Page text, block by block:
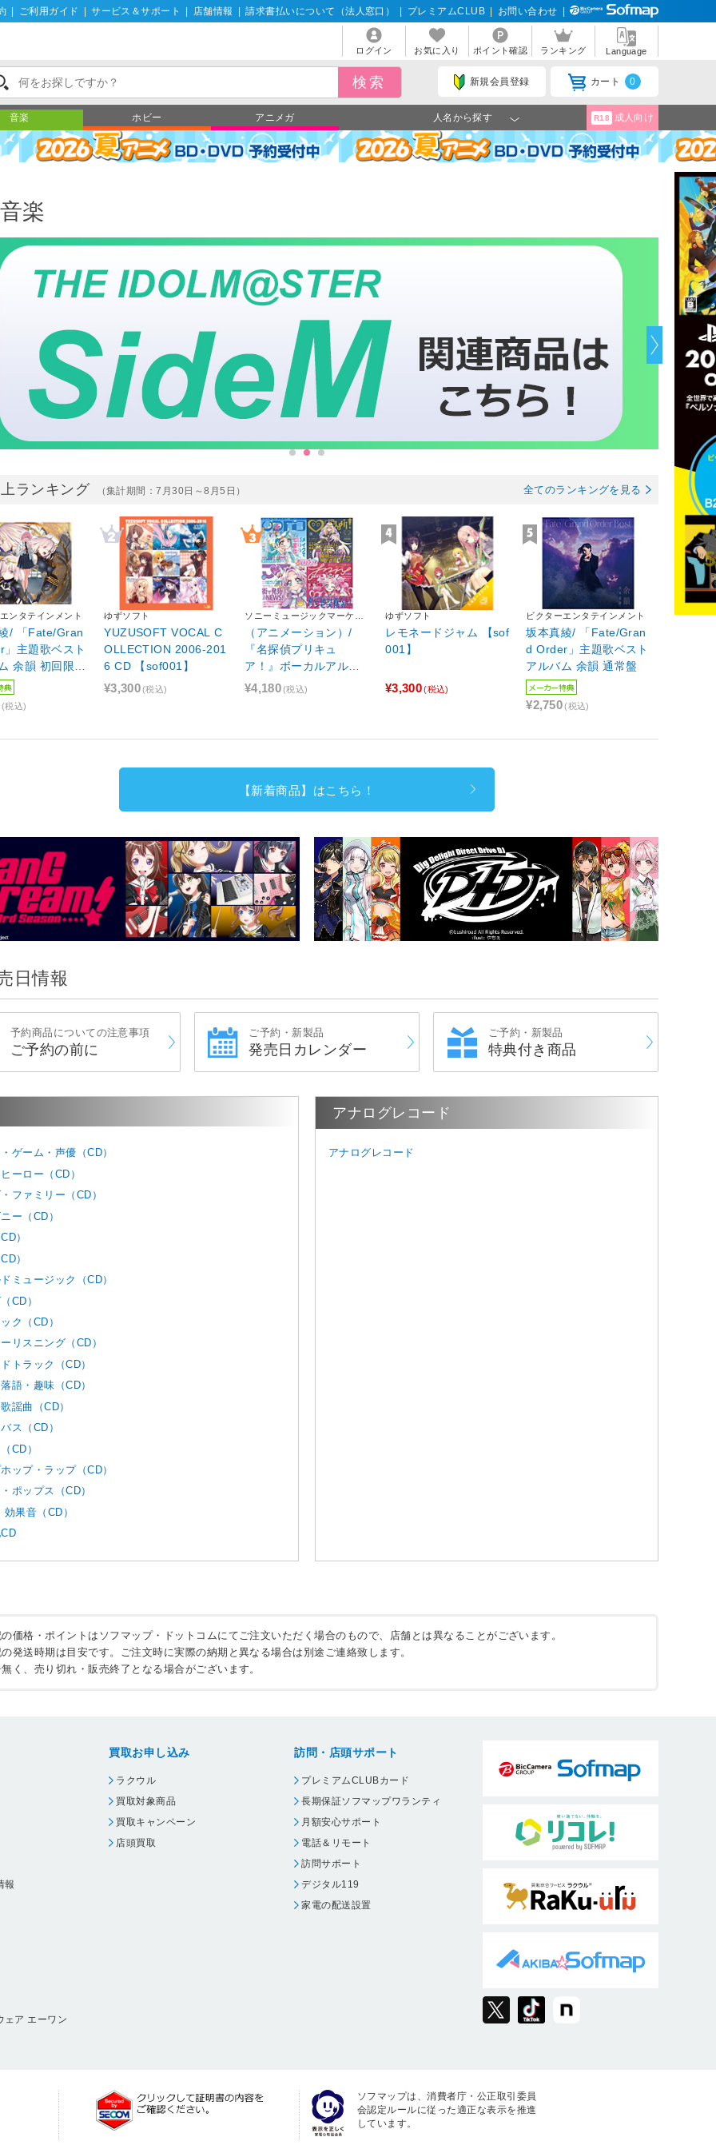
ご利用ガイド サービス＆サポート 店舗情報 請求書払いについて（法人窓口） プレミアムCLUB お問い合わせ
ログイン お気に入り ポイント確認 ランキング Language
新規会員登録 カート 0
音楽 ホビー アニメガ 人名から探す R18 成人向け
音楽
ランキング （集計期間：7月30日～8月5日） 全てのランキングを見る
ンタテインメント
/ 「Fate/Gran
主題歌ベスト
余韻 初回限定
典
(税込)
ゆずソフト
YUZUSOFT VOCAL C
OLLECTION 2006-201
6 CD 【sof001】
¥3,300(税込)
ソニーミュージックマーケテ
ィング
（アニメーション）/
『名探偵プリキュ
ア！』ボーカルアルバ
ム
¥4,180(税込)
ゆずソフト
レモネードジャム 【sof
001】
¥3,300(税込)
ビクターエンタテインメント
坂本真綾/ 「Fate/Gran
d Order」主題歌ベスト
アルバム 余韻 通常盤
メーカー特典
¥2,750(税込)
【新着商品】はこちら！
日情報
予約商品についての注意事項
ご予約の前に
ご予約・新製品
発売日カレンダー
ご予約・新製品
特典付き商品
ゲーム・声優（CD）
ーロー（CD）
ファミリー（CD）
ー（CD）
）
）
ミュージック（CD）
CD）
ク（CD）
リスニング（CD）
トラック（CD）
語・趣味（CD）
謡曲（CD）
ス（CD）
CD）
ップ・ラップ（CD）
ポップス（CD）
果音（CD）
アナログレコード
アナログレコード
価格・ポイントはソフマップ・ドットコムにてご注文いただく場合のもので、店舗とは異なることがございます。
発送時期は目安です。ご注文時に実際の納期と異なる場合は別途ご連絡致します。
く、売り切れ・販売終了となる場合がございます。
報
ェア エーワン
買取お申し込み
ラクウル
買取対象商品
買取キャンペーン
店頭買取
訪問・店頭サポート
プレミアムCLUBカード
長期保証ソフマップワランティ
月額安心サポート
電話＆リモート
訪問サポート
デジタル119
家電の配送設置
ソフマップは、消費者庁・公正取引委員
会認定ルールに従った適正な表示を推進
しています。